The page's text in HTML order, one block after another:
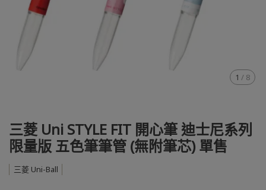
1 / 8
三菱 Uni STYLE FIT 開心筆 迪士尼系列
限量版 五色筆筆管 (無附筆芯) 單售
三菱 Uni-Ball